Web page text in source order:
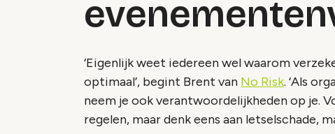
‘Eigenlijk weet iedereen wel waarom
optimaal’, begint Brent van No Risk. ‘Als
neem je ook verantwoordelijkheden op je.
regelen, maar denk eens aan letselschade,